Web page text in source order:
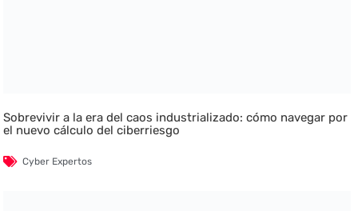
Sobrevivir a la era del caos industrializado: cómo navegar por
el nuevo cálculo del ciberriesgo
Cyber Expertos